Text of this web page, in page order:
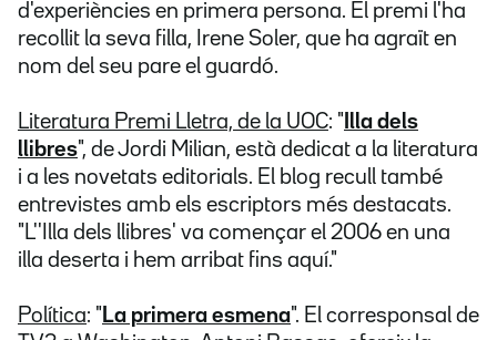
d'experiències en primera persona. El premi l'ha
recollit la seva filla, Irene Soler, que ha agraït en
nom del seu pare el guardó.
Literatura Premi Lletra, de la UOC: " Illa dels
llibres", de Jordi Milian, està dedicat a la literatura
i a les novetats editorials. El blog recull també
entrevistes amb els escriptors més destacats.
"L''Illa dels llibres' va començar el 2006 en una
illa deserta i hem arribat fins aquí."
Política: " La primera esmena". El corresponsal de